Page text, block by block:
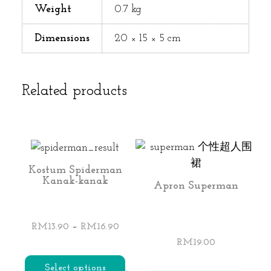
Weight 0.7 kg
Dimensions 20 × 15 × 5 cm
Related products
Kostum Spiderman
Kanak-kanak
RM13.90 – RM16.90Price
RM13.90
Select options
Apron Superman
RM19.00